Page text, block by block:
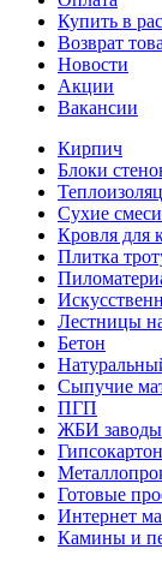
Купить в
Возврат
Новости
Акции
Вакансии
Кирпич
Блоки
Сухие смеси
Кровля для
Плитка
Лестницы
Бетон
Сыпучие
ПГП
ЖБИ заводы
Готовые
Интернет
Камины и